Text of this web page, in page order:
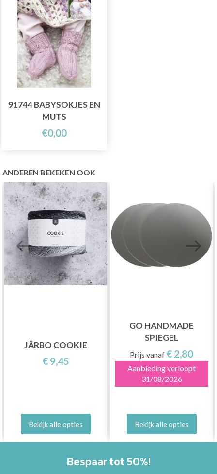
91744 BABYSOKJES EN
MUTS
€0,00
ANDEREN BEKEKEN OOK
JÄRBO COOKIE
€ 9,45
Bekijk alle opties
GO HANDMADE
SPIEGEL
Prijs vanaf € 2,80
Aanbieding verloopt
31/08/2026
Bekijk alle opties
Bespaar tot 50%!